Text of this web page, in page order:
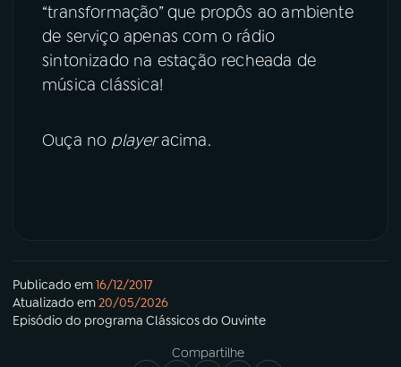
TikTok
“transformação” que propôs ao ambiente
de serviço apenas com o rádio
sintonizado na estação recheada de
música clássica!
Ouça no playeracima.
Publicado em16/12/2017
Atualizado em20/05/2026
Episódio do programa Clássicos do Ouvinte
Compartilhe